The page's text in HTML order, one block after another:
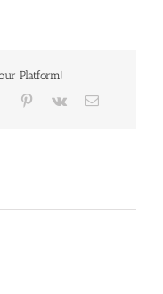
Platform!
Tumblr Pinterest
Vk
電